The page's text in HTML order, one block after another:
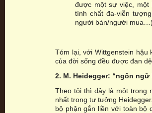
được một sự việc, một
tính chất đa-viễn
người bán/người mua…).
Tóm lại, với Wittgenstein
của đời sống đều được đan
2. M. Heidegger: “ngôn
Theo tôi thì đây là một trong
nhất trong tư tưởng
bộ phận gắn liền với toàn bộ